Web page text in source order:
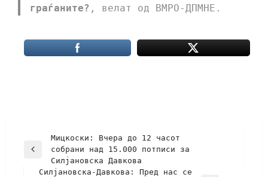
граѓаните? , велат од ВМРО-ДПМНЕ.
Мицкоски: Вчера до 12 часот
собрани над 15.000 потписи за
Силјановска Давкова
Силјановска-Давкова: Пред нас се